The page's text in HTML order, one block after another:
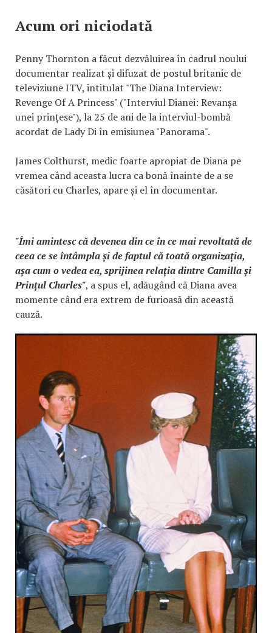
Acum ori niciodată
Penny Thornton a făcut dezvăluirea în cadrul noului
documentar realizat și difuzat de postul britanic de
televiziune ITV, intitulat "The Diana Interview:
Revenge Of A Princess" ("Interviul Dianei: Revanșa
unei prințese"), la 25 de ani de la interviul-bombă
acordat de Lady Di în emisiunea "Panorama".
James Colthurst, medic foarte apropiat de Diana pe
vremea când aceasta lucra ca bonă înainte de a se
căsători cu Charles, apare și el în documentar.
"Îmi amintesc că devenea din ce în ce mai revoltată de
ceea ce se întâmpla și de faptul că toată organizația,
așa cum o vedea ea, sprijinea relația dintre Camilla și
Prințul Charles", a spus el, adăugând că Diana avea
momente când era extrem de furioasă din această
cauză.